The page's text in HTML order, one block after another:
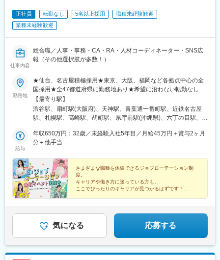
駅、赤坂駅(東京都)、虎ノ門駅、綾瀬駅、鶴川駅、水天宮前駅、新
橋駅、富士見ケ丘駅、豊田駅、西新井大師西駅、池上駅、羽田空
港第３ターミナル駅(京急)、八王子駅、神楽坂駅、南砂町駅、志茂
堂駅、鳥浜駅、横浜駅、三浦海岸駅、生田駅(神奈川県)、下飯田
駅、相武台前駅、湘南台駅、瀬谷駅、新百合ケ丘駅、センター南
野駅、藤が丘駅(神奈川県)、東戸塚駅、長津田駅、新横浜駅、山手
駅、関屋駅(新潟県)、甲斐住吉駅、渚駅(長野県)、掛川駅、掛川市
役所前駅、神宮前駅、西春駅、小池駅、荒畑駅、牛久保駅、水口
駅、瀬田駅(滋賀県)、醍醐駅(京都府)、西院駅(阪急線)、伏見桃山
駅、西大路駅、烏丸駅、円町駅、西大橋駅、なんば駅(南海線)、大
阪駅、門真市駅、本町駅、大阪梅田駅(阪急線)、南森町駅、河内国
分駅、樽井駅、森ノ宮駅、ドーム前千代崎駅、玉出駅、少路駅、
蒲生四丁目駅、あびこ駅、柏原駅(大阪府)、千里丘駅、和泉府中
駅、千里中央駅(北大阪急行)、鶴見緑地駅、天王寺駅、三国駅(大
駅、忍ケ丘駅、京橋駅(大阪府)、七道駅、庄内駅(大阪府)、なんば
駅(地下鉄)、上牧駅(大阪府)、江坂駅、樟葉駅、なかもず駅、鳳
駅、天満橋駅、十三駅、中央市場前駅、三宮・花時計前駅、ひめ
じ別所駅、道場南口駅、仁川駅、姫路駅、御影駅(兵庫県・阪神
線)、岩屋駅(兵庫県)、学園都市駅、芦屋駅(東海道本線)、西明石
駅、佐賀駅、鳥栖駅、西鉄福岡駅、西新駅、博多駅、天神南駅、
大野城駅、安部山公園駅、賀茂駅、羽犬塚駅、千早駅、都府楼南
駅、五郎丸駅、井尻駅、酒殿駅、東比恵駅、中洲川端駅、竹下
駅、福間駅、遠賀野駅、野芥駅、赤間駅、小倉駅(福岡県)、茶山駅
(福岡県)、熊西駅、光の森駅、荒尾駅(熊本県)、花畑町駅、長崎駅
正社員 転勤なし 5名以上採用
職種未経験歓迎
業種未経験歓迎
仕事内容
総合職／人事・事務・CA・RA・人材コーディネーター・SNS広
報（その他選択肢が多数！）
勤務地
★仙台、名古屋積極採用★東京、大阪、福岡など各拠点中心の全
国採用★全47都道府県に勤務地あり★希望に沿わない転勤なし
★U・Iターン歓迎・支援あり■東京本社東京都渋谷区道玄坂2-25-
12 道玄坂通3階3-1a■大阪支店大阪府大阪市北区南扇町7-17 MF梅
田ビル3F■福岡支店福岡県福岡市中央区天神4-3-8Zero-Ten Parkミ
仙台 4F■名古屋支店愛知県名古屋市中村区名駅3-28-12大名古屋ビ
ルヂング11F＜2026年7月に4支店オープン！＞■札幌支店北海道
馬県高崎市栄町3番11号高崎バナーズビル 512■広島支店広島県広
島市中区幟町13－15リージャス新広島 1F・2F■沖縄支店沖縄県那
覇市久茂地2-2-2タイムスビル2F※その他主要都市での支店設立計
画中
【最寄り駅】
渋谷駅、扇町駅(大阪府)、天神駅、青葉通一番町駅、近鉄名古屋
駅、札幌駅、高崎駅、胡町駅、県庁前駅(沖縄県)、六丁の目駅、南
駅、井野駅(群馬県)、上州七日市駅、駒形駅、戸田駅(埼玉県)、高
坂駅、光が丘駅、上熊谷駅、大宮公園駅、越谷レイクタウン駅、
新座駅、さいたま新都心駅、志木駅、上福岡駅、新狭山駅、鶴瀬
駅、西大宮駅、せんげん台駅、西川口駅、花崎駅、武蔵浦和駅、
南浦和駅、行田市駅、行徳駅、柏駅、千葉中央駅、流山おおたか
の森駅、下総中山駅、東松戸駅、千葉みなと駅、津田沼駅、北柏
駅、千葉駅、袖ケ浦駅、南船橋駅、蘇我駅、松戸駅、我孫子駅、
都)、豊洲駅、平和台駅(東京都)、吉祥寺駅、有楽町駅、自由が丘
駅、二子玉川駅、東武練馬駅、外苑前駅、京橋駅(東京都)、赤坂見
附駅、品川シーサイド駅、田町駅(東京都)、茅場町駅、池袋駅、東
給与
年収650万円：32歳／未経験入社5年目／月給45万円＋賞与2ヶ月
分＋他手当
月分＋他手当
さまざまな職種を体験できるジョブローテーション制
度。
キャリアや働き方に迷っている方も、
ここでぴったりのキャリアが見つかるはずです！
◆Z世代活躍中
気になる 応募する